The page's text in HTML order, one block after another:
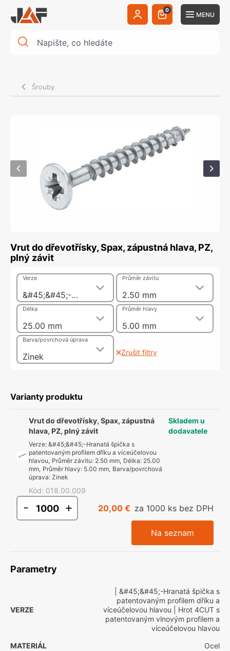
0
MENU
Šrouby
Vrut do dřevotřísky, Spax, zápustná hlava, PZ,
plný závit
&#45;&#45;-Hranatá špička s patentovaným profilem dříku a víceúčelovou hlavou
Verze
2.50 mm
Průměr závitu
25.00 mm
Délka
5.00 mm
Průměr hlavy
Zinek
Barva/povrchová úprava
Zrušit filtry
Varianty produktu
Vrut do dřevotřísky, Spax, zápustná
hlava, PZ, plný závit
Verze: &#45;&#45;-Hranatá špička s
patentovaným profilem dříku a víceúčelovou
hlavou, Průměr závitu: 2.50 mm, Délka: 25.00
mm, Průměr hlavy: 5.00 mm, Barva/povrchová
úprava: Zinek
Kód: 018.00.009
Skladem u
dodavatele
- + 20,00 € za 1000 ks bez DPH
Na seznam
Parametry
VERZE
| &#45;&#45;-Hranatá špička s
patentovaným profilem dříku a
víceúčelovou hlavou | Hrot 4CUT s
patentovaným vlnovým profilem a
víceúčelovou hlavou
MATERIÁL
Ocel